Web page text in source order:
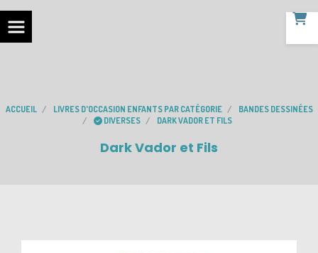
ACCUEIL LIVRES D'OCCASION ENFANTS PAR CATÉGORIE
BANDES DESSINÉES
DIVERSES
DARK VADOR ET FILS
Dark Vador et Fils